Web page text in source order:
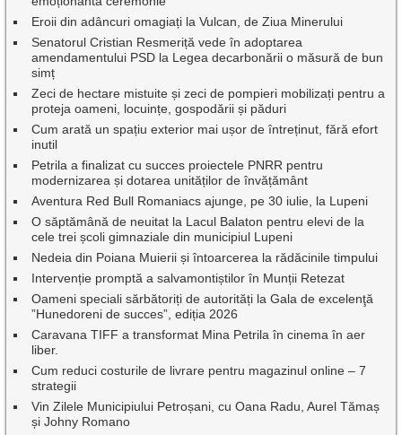
Eroii din adâncuri omagiați la Vulcan, de Ziua Minerului
Senatorul Cristian Resmeriță vede în adoptarea
amendamentului PSD la Legea decarbonării o măsură de bun
simț
Zeci de hectare mistuite și zeci de pompieri mobilizați pentru a
proteja oameni, locuințe, gospodării și păduri
Cum arată un spațiu exterior mai ușor de întreținut, fără efort
inutil
Petrila a finalizat cu succes proiectele PNRR pentru
modernizarea și dotarea unităților de învățământ
Aventura Red Bull Romaniacs ajunge, pe 30 iulie, la Lupeni
O săptămână de neuitat la Lacul Balaton pentru elevi de la
cele trei școli gimnaziale din municipiul Lupeni
Nedeia din Poiana Muierii și întoarcerea la rădăcinile timpului
Intervenție promptă a salvamontiștilor în Munții Retezat
Oameni speciali sărbătoriți de autorități la Gala de excelenţă
”Hunedoreni de succes”, ediția 2026
Caravana TIFF a transformat Mina Petrila în cinema în aer
liber.
Cum reduci costurile de livrare pentru magazinul online – 7
strategii
Vin Zilele Municipiului Petroșani, cu Oana Radu, Aurel Tămaș
și Johny Romano